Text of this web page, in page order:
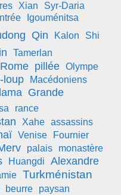
Xian
Syr-Daria
Igouménitsa
Qin Kalon
Shi
Tamerlan
Rome pillée Olympe
loup
Macédoniens
lama Grande
rance
Xahe assassins
Venise
Fournier
palais
monastère
Huangdi Alexandre
Turkménistan
beurre
paysan